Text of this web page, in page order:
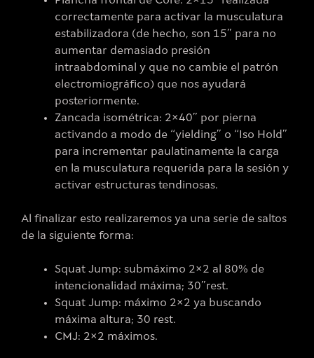
correctamente para activar la musculatura
estabilizadora (de hecho, son 15” para no
aumentar demasiado presión
intraabdominal y que no cambie el patrón
electromiográfico) que nos ayudará
posteriormente.
Zancada isométrica: 2×40” por pierna
activando a modo de “yielding” o “Iso Hold”
para incrementar paulatinamente la carga
en la musculatura requerida para la sesión y
activar estructuras tendinosas.
Al finalizar esto realizaremos ya una serie de saltos
de la siguiente forma:
Squat Jump: submáximo 2×2 al 80% de
intencionalidad máxima; 30”rest.
Squat Jump: máximo 2×2 ya buscando
máxima altura; 30 rest.
CMJ: 2×2 máximos.